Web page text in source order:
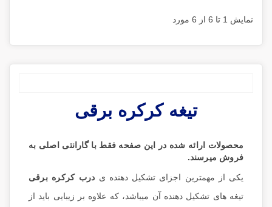
نمایش 1 تا 6 از 6 مورد
تیغه کرکره برقی
محصولات ارائه شده در این صفحه فقط با گارانتی اصلی به
فروش میرسند.
یکی از مهمترین اجزای تشکیل دهنده ی درب کرکره برقی
تیغه های تشکیل دهنده آن میباشد، که علاوه بر زیبایی باید از